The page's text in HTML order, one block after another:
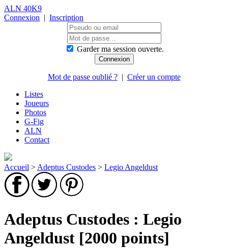
ALN 40K9
Connexion | Inscription
Garder ma session ouverte.
Mot de passe oublié ?| Créer un compte
Listes
Joueurs
Photos
G-Fig
ALN
Contact
Accueil > Adeptus Custodes > Legio Angeldust
Adeptus Custodes : Legio
Angeldust [2000 points]